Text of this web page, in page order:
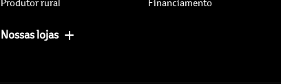
Nossas lojas